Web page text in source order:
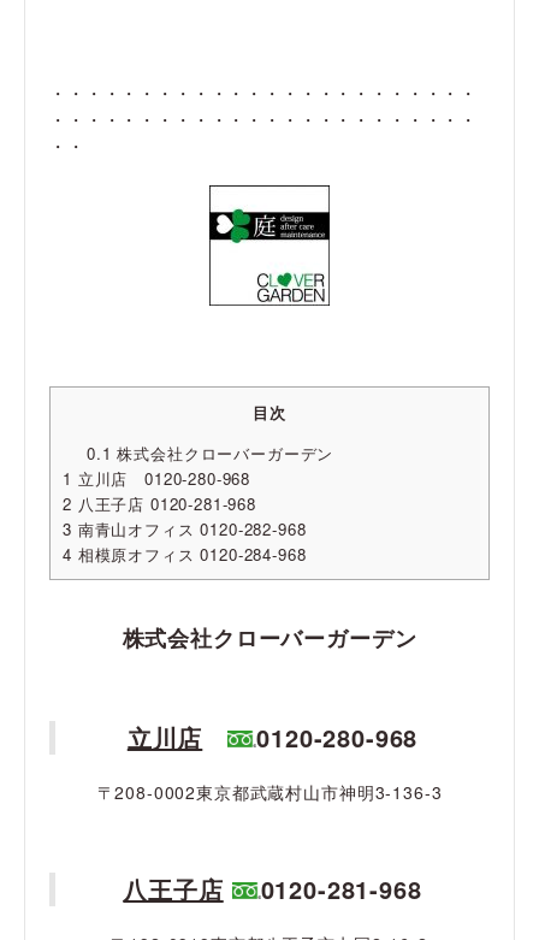
・・・・・・・・・・・・・・・・・・・・・・・・
・・・・・・・・・・・・・・・・・・・・・・・・
・・
目次
0.1 株式会社クローバーガーデン
1 立川店 0120-280-968
2 八王子店 0120-281-968
3 南青山オフィス 0120-282-968
4 相模原オフィス 0120-284-968
株式会社クローバーガーデン
立川店 0120-280-968
〒208-0002東京都武蔵村山市神明3-136-3
八王子店 0120-281-968